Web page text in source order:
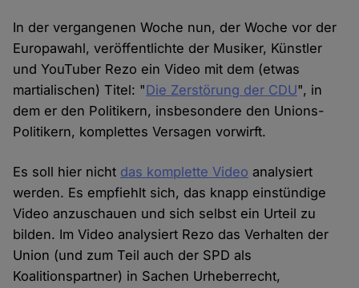
In der vergangenen Woche nun, der Woche vor der
Europawahl, veröffentlichte der Musiker, Künstler
und YouTuber Rezo ein Video mit dem (etwas
martialischen) Titel: "Die Zerstörung der CDU", in
dem er den Politikern, insbesondere den Unions-
Politikern, komplettes Versagen vorwirft.
Es soll hier nicht das komplette Video analysiert
werden. Es empfiehlt sich, das knapp einstündige
Video anzuschauen und sich selbst ein Urteil zu
bilden. Im Video analysiert Rezo das Verhalten der
Union (und zum Teil auch der SPD als
Koalitionspartner) in Sachen Urheberrecht,